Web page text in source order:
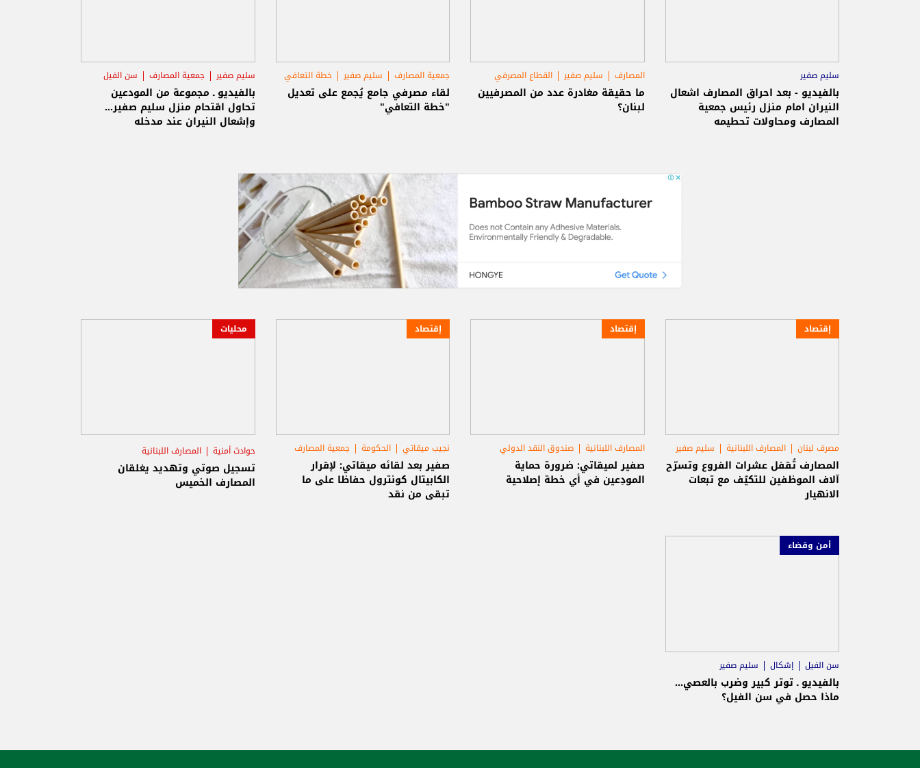
سليم صفير
بالفيديو - بعد احراق المصارف اشعال
النيران امام منزل رئيس جمعية
المصارف ومحاولات تحطيمه
المصارف سليم صفير القطاع المصرفي
ما حقيقة مغادرة عدد من المصرفيين
لبنان؟
جمعية المصارف سليم صفير خطة التعافي
لقاء مصرفي جامع يُجمع على تعديل
"خطة التعافي"
سليم صفير جمعية المصارف سن الفيل
بالفيديو ـ مجموعة من المودعين
تحاول اقتحام منزل سليم صفير...
وإشعال النيران عند مدخله
إقتصاد
مصرف لبنان المصارف اللبنانية سليم صفير
المصارف تُقفل عشرات الفروع وتسرّح
آلاف الموظفين للتكيّف مع تبعات
الانهيار
إقتصاد
المصارف اللبنانية
صندوق النقد الدولي
جمعية المصارف
صفير لميقاتي: ضرورة حماية
المودِعين في أي خطة إصلاحية
إقتصاد
نجيب ميقاتي الحكومة جمعية المصارف
صفير بعد لقائه ميقاتي: لإقرار
الكابيتال كونترول حفاظا على ما
تبقى من نقد
محليات
حوادث أمنية
المصارف اللبنانية
جمعية المصارف
تسجيل صوتي وتهديد يغلقان
المصارف الخميس
أمن وقضاء
سن الفيل إشكال سليم صفير
بالفيديو ـ توتر كبير وضرب بالعصي...
ماذا حصل في سن الفيل؟